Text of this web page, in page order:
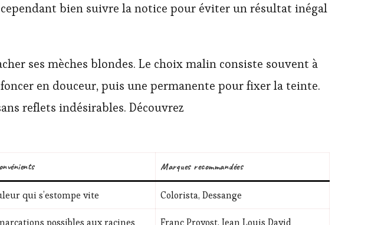
bien suivre la notice pour éviter un résultat inégal
ses mèches blondes. Le choix malin consiste souvent à
en douceur, puis une permanente pour fixer la teinte.
reflets indésirables. Découvrez
Marques recommandées
qui s’estompe vite Colorista, Dessange
possibles aux racines Franc Provost, Jean Louis David